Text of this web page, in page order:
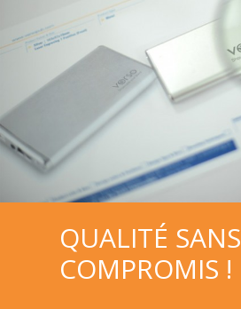
QUALITÉ SANS
COMPROMIS !